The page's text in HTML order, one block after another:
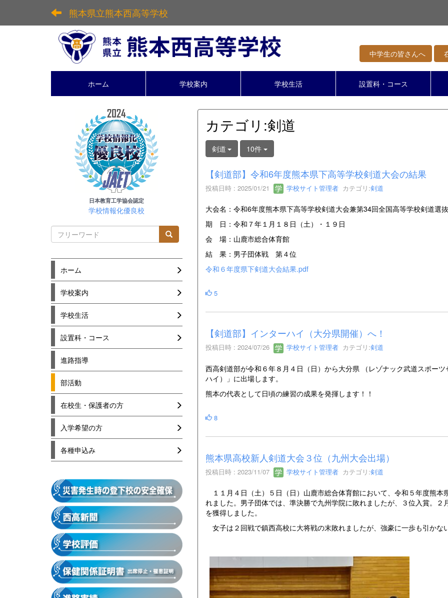
熊本県立熊本西高等学校
中学生の皆さんへ
ホーム 学校案内 学校生活 設置科・コース
カテゴリ:剣道
剣道 10件
【剣道部】令和6年度熊本県下高等学校剣道大会の結果
投稿日時 : 2025/01/21 学校サイト管理者カテゴリ:剣道
大会名：令和6年度熊本県下高等学校剣道大会兼第34回全国高等学校剣道選
期 日：令和７年１月１８日（土）・１９日
会 場：山鹿市総合体育館
結 果：男子団体戦 第４位
令和６年度県下剣道大会結果.pdf
5
【剣道部】インターハイ（大分県開催）へ！
投稿日時 : 2024/07/26 学校サイト管理者カテゴリ:剣道
西高剣道部が令和６年８月４日（日）から大分県 （レゾナック武道スポー
ハイ）」に出場します。
熊本の代表として日頃の練習の成果を発揮します！！
8
熊本県高校新人剣道大会３位（九州大会出場）
投稿日時 : 2023/11/07 学校サイト管理者カテゴリ:剣道
１１月４日（土）５日（日）山鹿市総合体育館において、令和５年度熊
れました。男子団体では、準決勝で九州学院に敗れましたが、３位入賞。
を獲得しました。
女子は２回戦で鎮西高校に大将戦の末敗れましたが、強豪に一歩も引かな
日本教育工学協会認定
学校情報化優良校
ホーム
学校案内
学校生活
設置科・コース
進路指導
部活動
在校生・保護者の方
入学希望の方
各種申込み